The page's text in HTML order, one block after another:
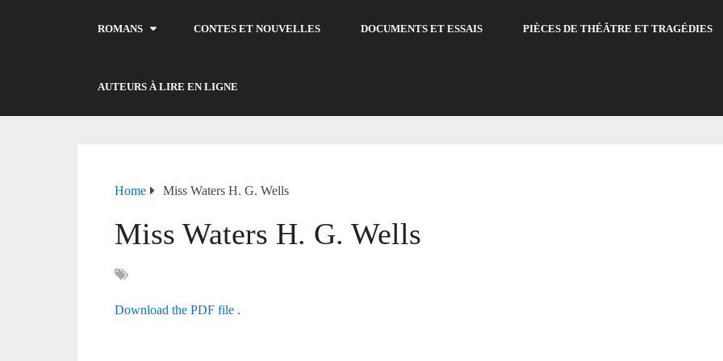
ROMANS CONTES ET NOUVELLES DOCUMENTS ET ESSAIS PIÈCES DE THÉÂTRE ET TRAGÉDIES
AUTEURS À LIRE EN LIGNE
Home Miss Waters H. G. Wells
Miss Waters H. G. Wells
Download the PDF file .